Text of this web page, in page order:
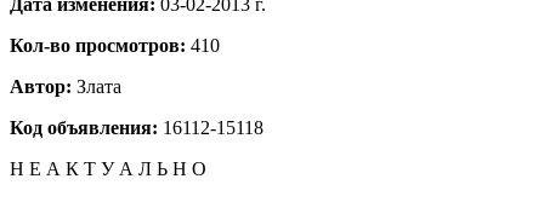
Кол-во просмотров: 410
Автор: Злата
Код объявления: 16112-15118
Н Е А К Т У А Л Ь Н О